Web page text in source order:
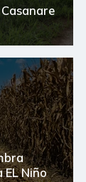
+0,11%
-
-
-
-
+4,20%
Niño